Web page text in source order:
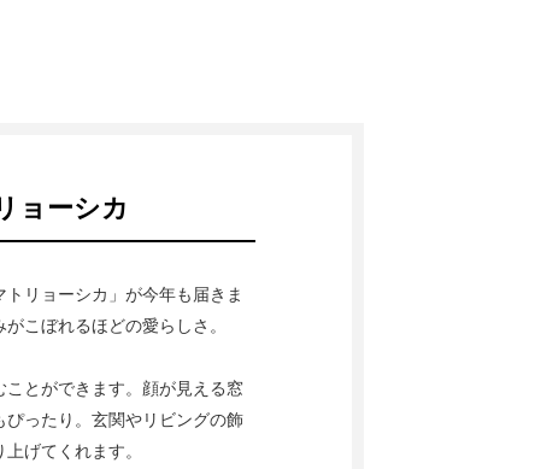
ョーシカ
リョーシカ」が今年も届きま
こぼれるほどの愛らしさ。
とができます。顔が見える窓
ったり。玄関やリビングの飾
げてくれます。